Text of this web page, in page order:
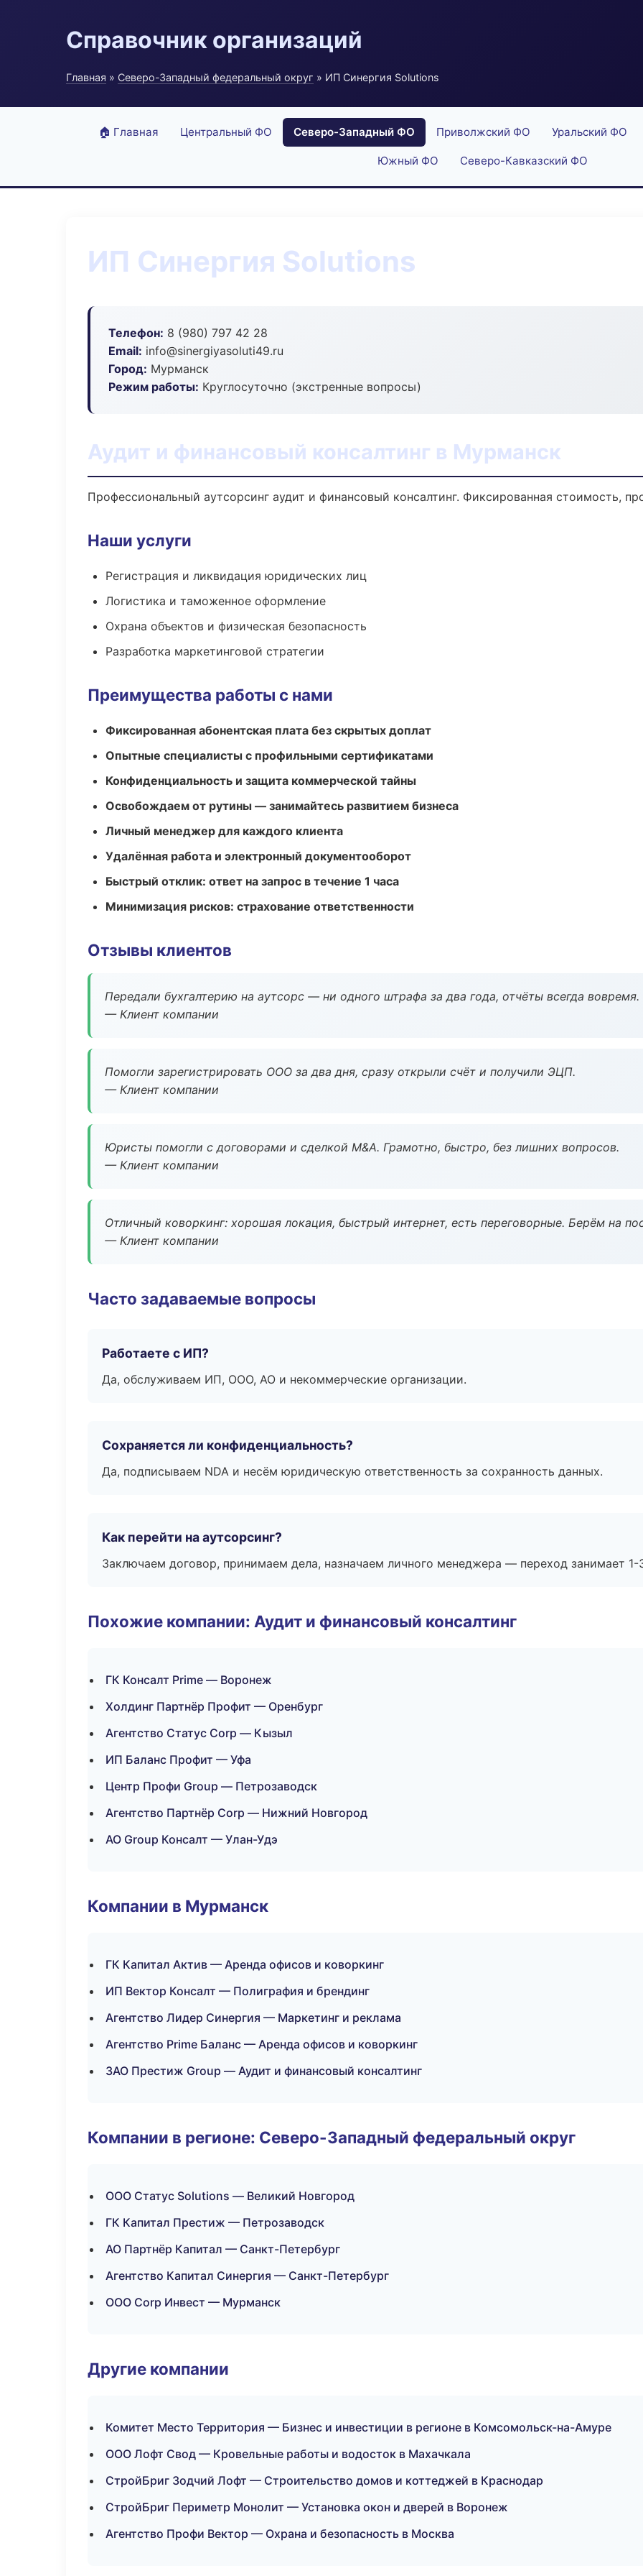
Справочник организаций
Главная » Северо-Западный федеральный округ » ИП Синергия Solutions
🏠 Главная Центральный ФО Северо-Западный ФО Приволжский ФО Уральский ФО
Южный ФО Северо-Кавказский ФО
ИП Синергия Solutions
Телефон: 8 (980) 797 42 28
Email: info@sinergiyasoluti49.ru
Город: Мурманск
Режим работы: Круглосуточно (экстренные вопросы)
Аудит и финансовый консалтинг в Мурманск
Профессиональный аутсорсинг аудит и финансовый консалтинг. Фиксированная стоимость,
Наши услуги
Регистрация и ликвидация юридических лиц
Логистика и таможенное оформление
Охрана объектов и физическая безопасность
Разработка маркетинговой стратегии
Преимущества работы с нами
Фиксированная абонентская плата без скрытых доплат
Опытные специалисты с профильными сертификатами
Конфиденциальность и защита коммерческой тайны
Освобождаем от рутины — занимайтесь развитием бизнеса
Личный менеджер для каждого клиента
Удалённая работа и электронный документооборот
Быстрый отклик: ответ на запрос в течение 1 часа
Минимизация рисков: страхование ответственности
Отзывы клиентов
Передали бухгалтерию на аутсорс — ни одного штрафа за два года, отчёты всегда вовремя.
— Клиент компании
Помогли зарегистрировать ООО за два дня, сразу открыли счёт и получили ЭЦП.
— Клиент компании
Юристы помогли с договорами и сделкой M&A. Грамотно, быстро, без лишних вопросов.
— Клиент компании
Отличный коворкинг: хорошая локация, быстрый интернет, есть переговорные. Берём на
— Клиент компании
Часто задаваемые вопросы
Работаете с ИП?
Да, обслуживаем ИП, ООО, АО и некоммерческие организации.
Сохраняется ли конфиденциальность?
Да, подписываем NDA и несём юридическую ответственность за сохранность данных.
Как перейти на аутсорсинг?
Заключаем договор, принимаем дела, назначаем личного менеджера — переход занимает 1-
Похожие компании: Аудит и финансовый консалтинг
ГК Консалт Prime — Воронеж
Холдинг Партнёр Профит — Оренбург
Агентство Статус Corp — Кызыл
ИП Баланс Профит — Уфа
Центр Профи Group — Петрозаводск
Агентство Партнёр Corp — Нижний Новгород
АО Group Консалт — Улан-Удэ
Компании в Мурманск
ГК Капитал Актив — Аренда офисов и коворкинг
ИП Вектор Консалт — Полиграфия и брендинг
Агентство Лидер Синергия — Маркетинг и реклама
Агентство Prime Баланс — Аренда офисов и коворкинг
ЗАО Престиж Group — Аудит и финансовый консалтинг
Компании в регионе: Северо-Западный федеральный округ
ООО Статус Solutions — Великий Новгород
ГК Капитал Престиж — Петрозаводск
АО Партнёр Капитал — Санкт-Петербург
Агентство Капитал Синергия — Санкт-Петербург
ООО Corp Инвест — Мурманск
Другие компании
Комитет Место Территория — Бизнес и инвестиции в регионе в Комсомольск-на-Амуре
ООО Лофт Свод — Кровельные работы и водосток в Махачкала
СтройБриг Зодчий Лофт — Строительство домов и коттеджей в Краснодар
СтройБриг Периметр Монолит — Установка окон и дверей в Воронеж
Агентство Профи Вектор — Охрана и безопасность в Москва